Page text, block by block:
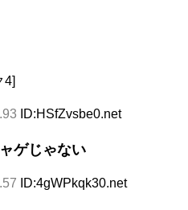
4]
ID:HSfZvsbe0.net
ゲじゃない
ID:4gWPkqk30.net